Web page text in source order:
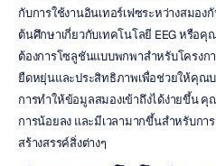
กับการใช้งานอินเทอร์เฟซระหว่างสมอง
ต้นศึกษาเกี่ยวกับเทคโนโลยี EEG หรือ
ต้องการโซลูชันแบบพกพาสำหรับโครง
ยืดหยุ่นและประสิทธิภาพเพื่อช่วยให้คุณ
การทำให้ข้อมูลสมองเข้าถึงได้ง่ายขึ้น คุ
การน้อยลง และมีเวลามากขึ้นสำหรับก
สร้างสรรค์สิ่งต่างๆ